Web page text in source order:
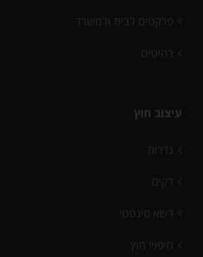
פרקטים לבית ולמשרד
רהיטים
עיצוב חוץ
גדרות
דקים
דשא סינטטי
חיפויי חוץ